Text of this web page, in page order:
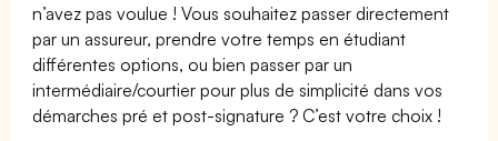
n’avez pas voulue ! Vous souhaitez passer directement
par un assureur, prendre votre temps en étudiant
différentes options, ou bien passer par un
intermédiaire/courtier pour plus de simplicité dans vos
démarches pré et post-signature ? C’est votre choix !